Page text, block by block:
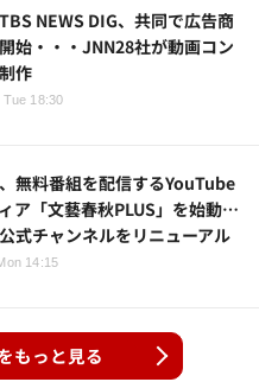
NEWS DIG、共同で広告商
始・・・JNN28社が動画コン
作
Tue 18:30
無料番組を配信するYouTube
ア「文藝春秋PLUS」を始動…
式チャンネルをリニューアル
14:15
もっと見る